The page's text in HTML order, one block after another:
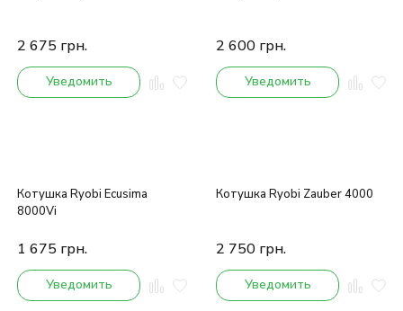
2 675 грн.
Уведомить
2 600 грн.
Уведомить
Котушка Ryobi Ecusima
8000Vi
1 675 грн.
Уведомить
Котушка Ryobi Zauber 4000
2 750 грн.
Уведомить